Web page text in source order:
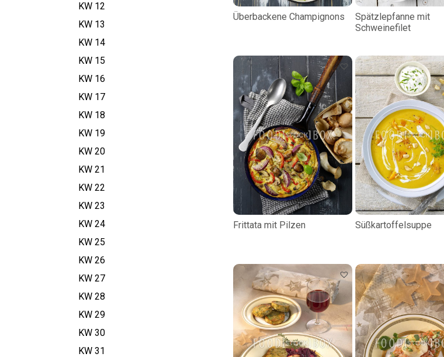
KW 12
KW 13
KW 14
KW 15
KW 16
KW 17
KW 18
KW 19
KW 20
KW 21
KW 22
KW 23
KW 24
KW 25
KW 26
KW 27
KW 28
KW 29
KW 30
KW 31
Überbackene Champignons
Spätzlepfanne mit
Schweinefilet
Frittata mit Pilzen Süßkartoffelsuppe